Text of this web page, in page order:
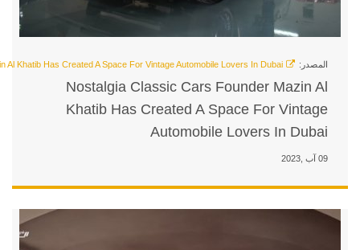
Nostalgia Classic
Khatib Has Created A